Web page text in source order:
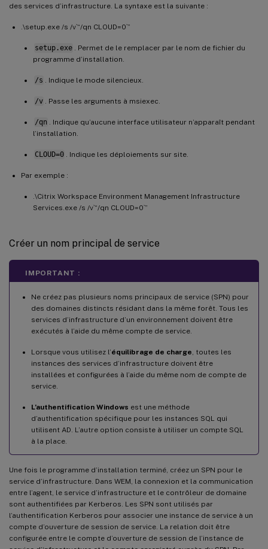
des services d’infrastructure. La syntaxe est la suivante :
.\setup.exe /s /v`“/qn CLOUD=0`”
setup.exe
. Permet de le remplacer par le nom de fichier du
programme d’installation.
/s . Indique le mode silencieux.
/v . Passe les arguments à msiexec.
/qn
. Indique qu’aucune interface utilisateur n’apparaît pendant
l’installation.
CLOUD=0 . Indique les déploiements sur site.
Par exemple :
.\Citrix Workspace Environment Management Infrastructure
Services.exe /s /v`“/qn CLOUD=0`”
Créer un nom principal de service
IMPORTANT :
Ne créez pas plusieurs noms principaux de service (SPN) pour
des domaines distincts résidant dans la même forêt. Tous les
services d’infrastructure d’un environnement doivent être
exécutés à l’aide du même compte de service.
Lorsque vous utilisez l’équilibrage de charge , toutes les
instances des services d’infrastructure doivent être
installées et configurées à l’aide du même nom de compte de
service.
L’authentification Windows est une méthode
d’authentification spécifique pour les instances SQL qui
utilisent AD. L’autre option consiste à utiliser un compte SQL
à la place.
Une fois le programme d’installation terminé, créez un SPN pour le
service d’infrastructure. Dans WEM, la connexion et la communication
entre l’agent, le service d’infrastructure et le contrôleur de domaine
sont authentifiées par Kerberos. Les SPN sont utilisés par
l’authentification Kerberos pour associer une instance de service à un
compte d’ouverture de session de service. La relation doit être
configurée entre le compte d’ouverture de session de l’instance de